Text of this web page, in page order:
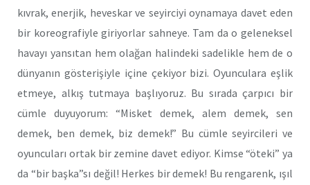
kıvrak, enerjik, heveskar ve seyirciyi oynamaya davet eden
bir koreografiyle giriyorlar sahneye. Tam da o geleneksel
havayı yansıtan hem olağan halindeki sadelikle hem de o
dünyanın gösterişiyle içine çekiyor bizi. Oyunculara eşlik
etmeye, alkış tutmaya başlıyoruz. Bu sırada çarpıcı bir
cümle duyuyorum: “Misket demek, alem demek, sen
demek, ben demek, biz demek!” Bu cümle seyircileri ve
oyuncuları ortak bir zemine davet ediyor. Kimse “öteki” ya
da “bir başka”sı değil! Herkes bir demek! Bu rengarenk, ışıl